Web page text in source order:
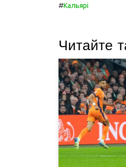
#Кальярі
Читайте